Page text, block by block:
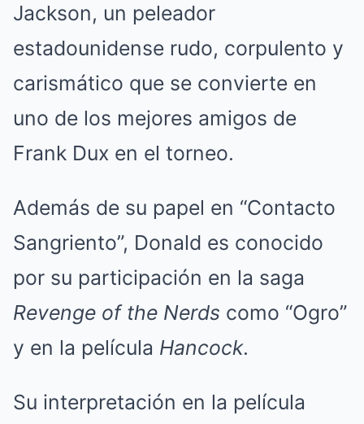
Jackson, un peleador
estadounidense rudo, corpulento y
carismático que se convierte en
uno de los mejores amigos de
Frank Dux en el torneo.
Además de su papel en “Contacto
Sangriento”, Donald es conocido
por su participación en la saga
Revenge of the Nerds como “Ogro”
y en la película Hancock.
Su interpretación en la película